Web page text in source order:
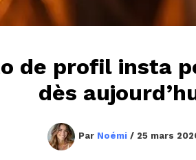
de profil insta
dès
Par Noémi / 25 mars